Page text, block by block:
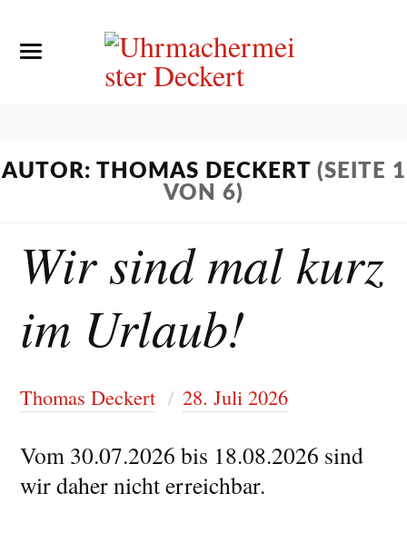
AUTOR: THOMAS DECKERT (SEITE 1
VON 6)
Wir sind mal kurz
im Urlaub!
Thomas Deckert 28. Juli 2026
Vom 30.07.2026 bis 18.08.2026 sind
wir daher nicht erreichbar.